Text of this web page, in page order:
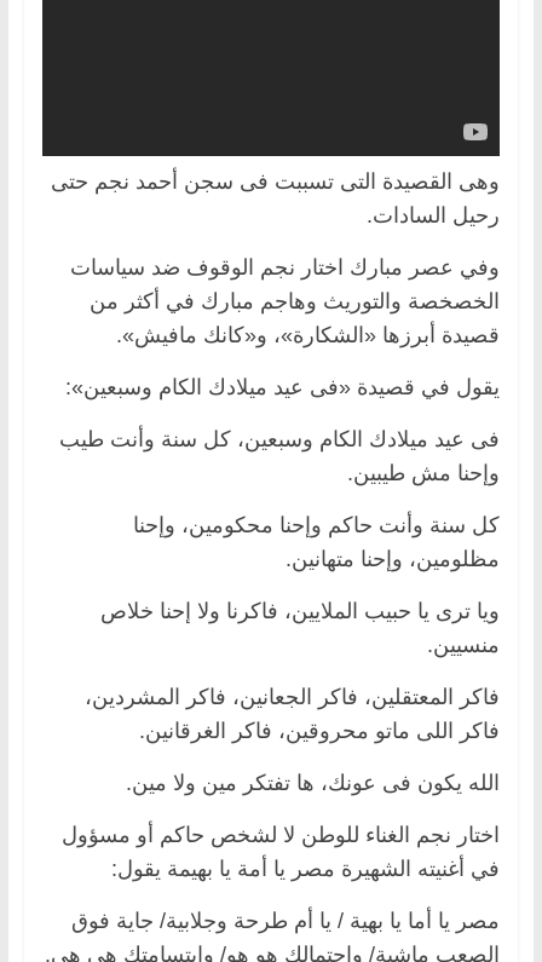
وهى القصيدة التى تسببت فى سجن أحمد نجم حتى
رحيل السادات.
وفي عصر مبارك اختار نجم الوقوف ضد سياسات
الخصخصة والتوريث وهاجم مبارك في أكثر من
قصيدة أبرزها «الشكارة»، و«كانك مافيش».
يقول في قصيدة «فى عيد ميلادك الكام وسبعين»:
فى عيد ميلادك الكام وسبعين، كل سنة وأنت طيب
وإحنا مش طيبين.
كل سنة وأنت حاكم وإحنا محكومين، وإحنا
مظلومين، وإحنا متهانين.
ويا ترى يا حبيب الملايين، فاكرنا ولا إحنا خلاص
منسيين.
فاكر المعتقلين، فاكر الجعانين، فاكر المشردين،
فاكر اللى ماتو محروقين، فاكر الغرقانين.
الله يكون فى عونك، ها تفتكر مين ولا مين.
اختار نجم الغناء للوطن لا لشخص حاكم أو مسؤول
في أغنيته الشهيرة مصر يا أمة يا بهيمة يقول:
مصر يا أما يا بهية / يا أم طرحة وجلابية/ جاية فوق
الصعب ماشية/ واحتمالك هو هو/ وابتسامتك هي هي.